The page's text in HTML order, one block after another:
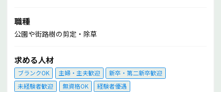
造園業や剪定と聞くと技術的に難しく職人気質で無いと務ま
らないと思う方も多いでしょう。
としません。
在籍している社員も未経験からの転職者が多く先輩社員から
教育を受けて習熟までスキル向上をしていきましたので、経
職種
公園や街路樹の剪定・除草
求める人材
ブランクOK 主婦・主夫歓迎
新卒・第二新卒歓迎
未経験者歓迎
無資格OK 経験者優遇